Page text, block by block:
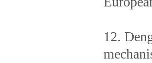
12.